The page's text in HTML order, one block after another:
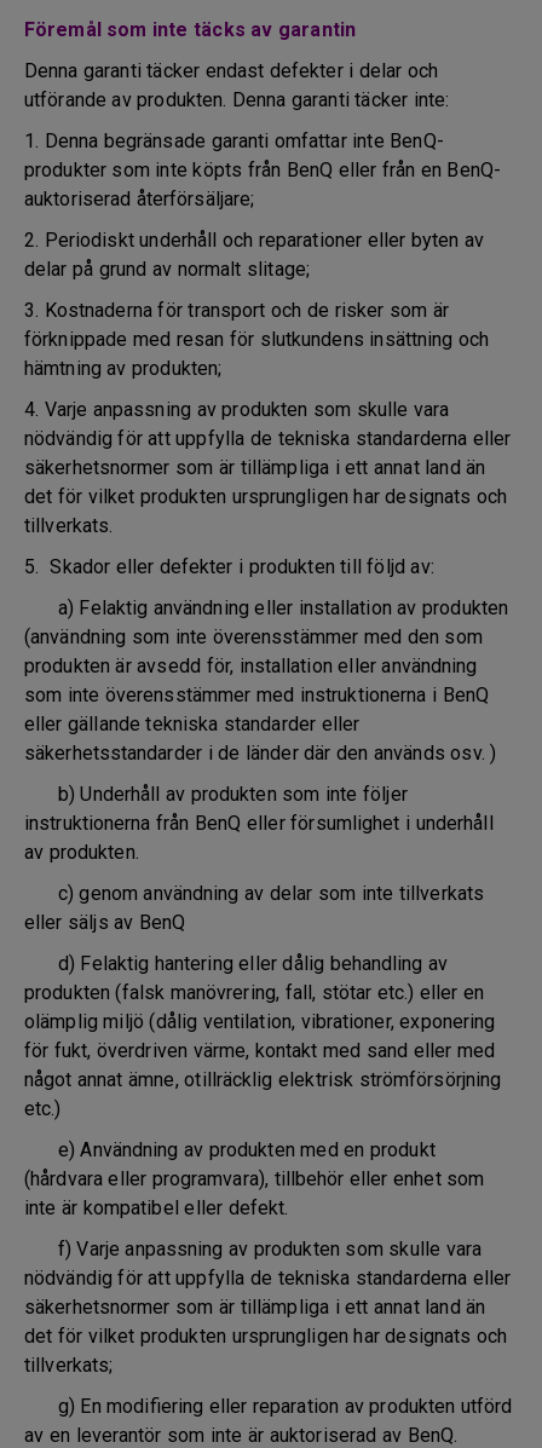
Föremål som inte täcks av garantin
Denna garanti täcker endast defekter i delar och
utförande av produkten. Denna garanti täcker inte:
1. Denna begränsade garanti omfattar inte BenQ-
produkter som inte köpts från BenQ eller från en BenQ-
auktoriserad återförsäljare;
2. Periodiskt underhåll och reparationer eller byten av
delar på grund av normalt slitage;
3. Kostnaderna för transport och de risker som är
förknippade med resan för slutkundens insättning och
hämtning av produkten;
4. Varje anpassning av produkten som skulle vara
nödvändig för att uppfylla de tekniska standarderna eller
säkerhetsnormer som är tillämpliga i ett annat land än
det för vilket produkten ursprungligen har designats och
tillverkats.
5. Skador eller defekter i produkten till följd av:
a) Felaktig användning eller installation av produkten
(användning som inte överensstämmer med den som
produkten är avsedd för, installation eller användning
som inte överensstämmer med instruktionerna i BenQ
eller gällande tekniska standarder eller
säkerhetsstandarder i de länder där den används osv. )
b) Underhåll av produkten som inte följer
instruktionerna från BenQ eller försumlighet i underhåll
av produkten.
c) genom användning av delar som inte tillverkats
eller säljs av BenQ
d) Felaktig hantering eller dålig behandling av
produkten (falsk manövrering, fall, stötar etc.) eller en
olämplig miljö (dålig ventilation, vibrationer, exponering
för fukt, överdriven värme, kontakt med sand eller med
något annat ämne, otillräcklig elektrisk strömförsörjning
etc.)
e) Användning av produkten med en produkt
(hårdvara eller programvara), tillbehör eller enhet som
inte är kompatibel eller defekt.
f) Varje anpassning av produkten som skulle vara
nödvändig för att uppfylla de tekniska standarderna eller
säkerhetsnormer som är tillämpliga i ett annat land än
det för vilket produkten ursprungligen har designats och
tillverkats;
g) En modifiering eller reparation av produkten utförd
av en leverantör som inte är auktoriserad av BenQ.